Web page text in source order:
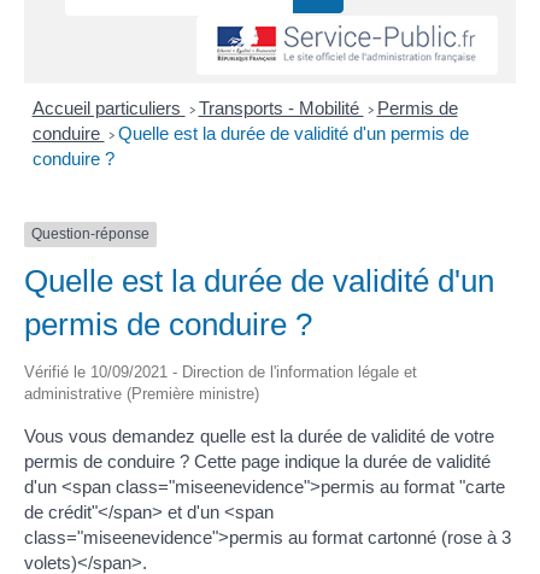
Accueil particuliers > Transports - Mobilité > Permis de
conduire > Quelle est la durée de validité d'un permis de
conduire ?
Question-réponse
Quelle est la durée de validité d'un
permis de conduire ?
Vérifié le 10/09/2021 - Direction de l'information légale et
administrative (Première ministre)
Vous vous demandez quelle est la durée de validité de votre
permis de conduire ? Cette page indique la durée de validité
d'un <span class="miseenevidence">permis au format "carte
de crédit"</span> et d'un <span
class="miseenevidence">permis au format cartonné (rose à 3
volets)</span>.